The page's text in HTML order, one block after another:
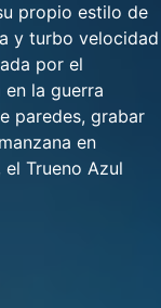
propio estilo de
y turbo velocidad
por el
la guerra
paredes, grabar
en
Trueno Azul